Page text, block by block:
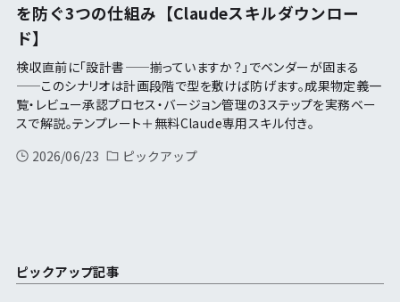
を防ぐ3つの仕組み【Claudeスキルダウンロー
ド】
検収直前に「設計書——揃っていますか？」でベンダーが固まる
——このシナリオは計画段階で型を敷けば防げます。成果物定義一
覧・レビュー承認プロセス・バージョン管理の3ステップを実務ベー
スで解説。テンプレート＋無料Claude専用スキル付き。
2026/06/23
ピックアップ
ピックアップ記事